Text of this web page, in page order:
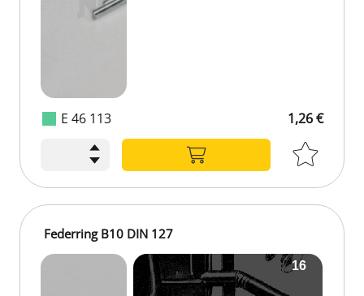
E 46 113 1,26 €
Federring B10 DIN 127